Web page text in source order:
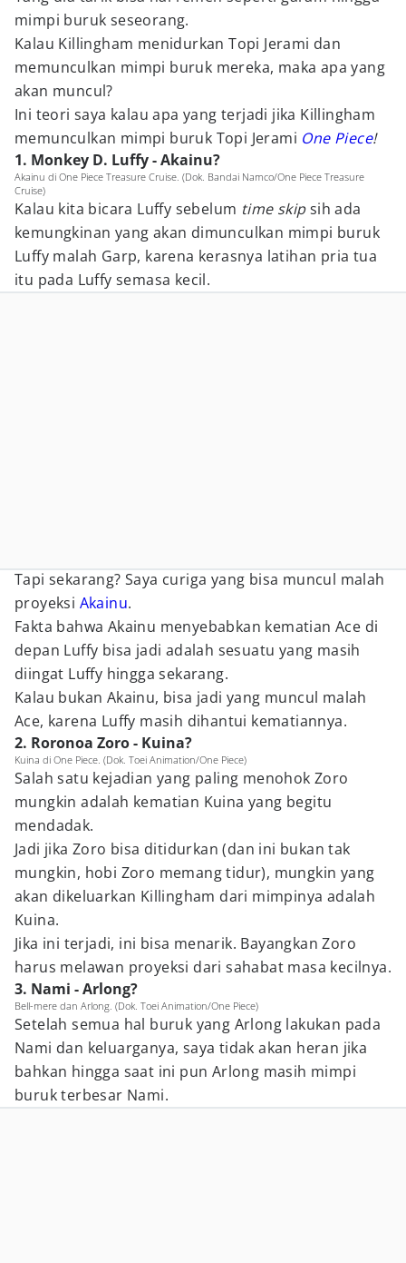
mimpi buruk seseorang.
Kalau Killingham menidurkan Topi Jerami dan
memunculkan mimpi buruk mereka, maka apa yang
akan muncul?
Ini teori saya kalau apa yang terjadi jika Killingham
memunculkan mimpi buruk Topi Jerami One Piece!
1. Monkey D. Luffy - Akainu?
Akainu di One Piece Treasure Cruise. (Dok. Bandai Namco/One Piece Treasure
Cruise)
Kalau kita bicara Luffy sebelum time skipsih ada
kemungkinan yang akan dimunculkan mimpi buruk
Luffy malah Garp, karena kerasnya latihan pria tua
itu pada Luffy semasa kecil.
Tapi sekarang? Saya curiga yang bisa muncul malah
proyeksi Akainu.
Fakta bahwa Akainu menyebabkan kematian Ace di
depan Luffy bisa jadi adalah sesuatu yang masih
diingat Luffy hingga sekarang.
Kalau bukan Akainu, bisa jadi yang muncul malah
Ace, karena Luffy masih dihantui kematiannya.
2. Roronoa Zoro - Kuina?
Kuina di One Piece. (Dok. Toei Animation/One Piece)
Salah satu kejadian yang paling menohok Zoro
mungkin adalah kematian Kuina yang begitu
mendadak.
Jadi jika Zoro bisa ditidurkan (dan ini bukan tak
mungkin, hobi Zoro memang tidur), mungkin yang
akan dikeluarkan Killingham dari mimpinya adalah
Kuina.
Jika ini terjadi, ini bisa menarik. Bayangkan Zoro
harus melawan proyeksi dari sahabat masa kecilnya.
3. Nami - Arlong?
Bell-mere dan Arlong. (Dok. Toei Animation/One Piece)
Setelah semua hal buruk yang Arlong lakukan pada
Nami dan keluarganya, saya tidak akan heran jika
bahkan hingga saat ini pun Arlong masih mimpi
buruk terbesar Nami.